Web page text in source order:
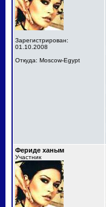
Зарегистрирован:
01.10.2008
Откуда: Moscow-Egypt
Фериде ханым
Участник